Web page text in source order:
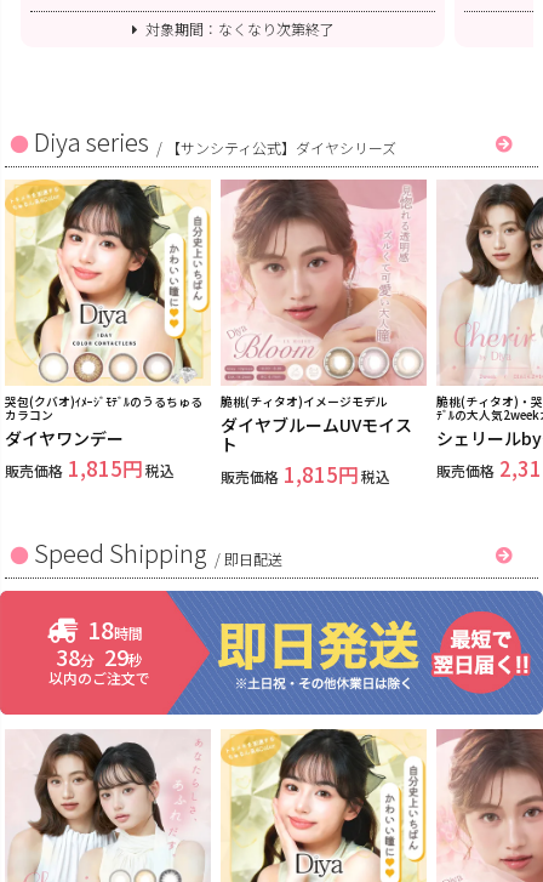
対象期間：なくなり次第終了
Diya series / 【サンシティ公式】ダイヤシリーズ
哭包(クバオ)ｲﾒｰｼﾞﾓﾃﾞﾙのうるちゅる
カラコン
ダイヤワンデー
販売価格 1,815 税込
脆桃(チィタオ)イメージモデル
ダイヤブルームUVモイス
ト
販売価格 1,815 税込
脆桃(チィタオ)・
ﾃﾞﾙの大人気2week
シェリール
販売価格
Speed Shipping / 即日配送
18時間
38分 28秒
以内のご注文で